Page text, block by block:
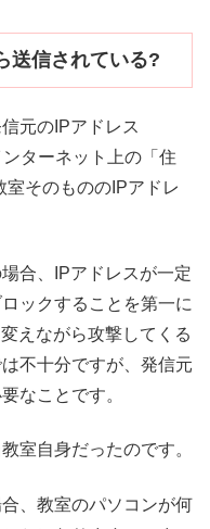
送信されている?
元のIPアドレス
ターネット上の「住
室そのもののIPアドレ
合、IPアドレスが一定
ックすることを第一に
えながら攻撃してくる
不十分ですが、発信元
なことです。
室自身だったのです。
、教室のパソコンが何